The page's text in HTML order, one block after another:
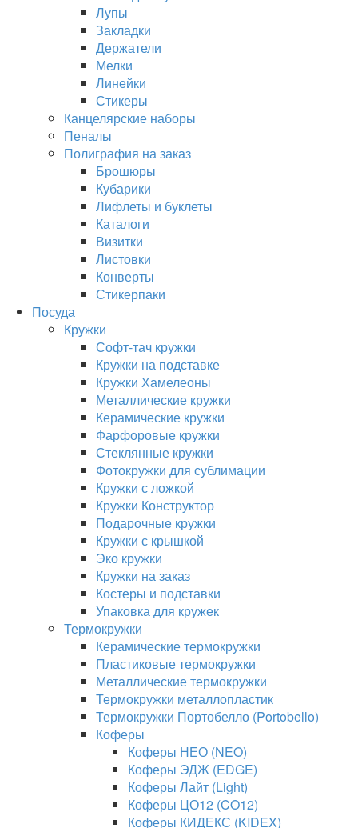
Лупы
Закладки
Держатели
Мелки
Линейки
Стикеры
Канцелярские наборы
Пеналы
Полиграфия на заказ
Брошюры
Кубарики
Лифлеты и буклеты
Каталоги
Визитки
Листовки
Конверты
Стикерпаки
Посуда
Кружки
Софт-тач кружки
Кружки на подставке
Кружки Хамелеоны
Металлические кружки
Керамические кружки
Фарфоровые кружки
Стеклянные кружки
Фотокружки для сублимации
Кружки с ложкой
Кружки Конструктор
Подарочные кружки
Кружки с крышкой
Эко кружки
Кружки на заказ
Костеры и подставки
Упаковка для кружек
Термокружки
Керамические термокружки
Пластиковые термокружки
Металлические термокружки
Термокружки металлопластик
Термокружки Портобелло (Portobello)
Коферы
Коферы НЕО (NEO)
Коферы ЭДЖ (EDGE)
Коферы Лайт (Light)
Коферы ЦО12 (CO12)
Коферы КИДЕКС (KIDEX)